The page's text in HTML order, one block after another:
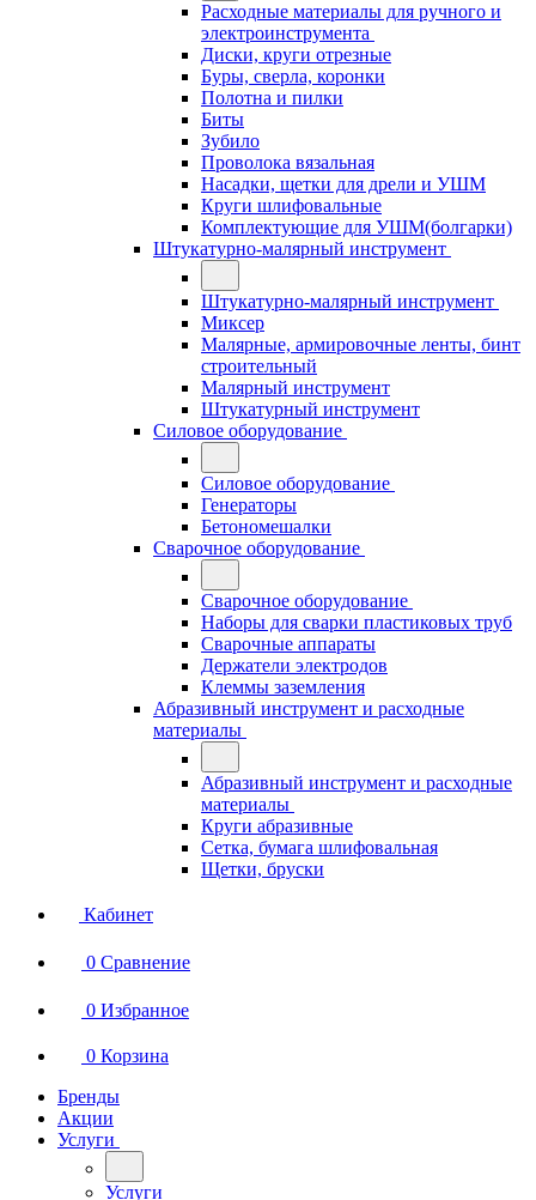
Расходные материалы для ручного и
электроинструмента
Диски, круги отрезные
Буры, сверла, коронки
Полотна и пилки
Биты
Зубило
Проволока вязальная
Насадки, щетки для дрели и УШМ
Круги шлифовальные
Комплектующие для УШМ(болгарки)
Штукатурно-малярный инструмент
Штукатурно-малярный инструмент
Миксер
Малярные, армировочные ленты, бинт
строительный
Малярный инструмент
Штукатурный инструмент
Силовое оборудование
Силовое оборудование
Генераторы
Бетономешалки
Сварочное оборудование
Сварочное оборудование
Наборы для сварки пластиковых труб
Сварочные аппараты
Держатели электродов
Клеммы заземления
Абразивный инструмент и расходные
материалы
Абразивный инструмент и расходные
материалы
Круги абразивные
Сетка, бумага шлифовальная
Щетки, бруски
Кабинет
0 Сравнение
0 Избранное
0 Корзина
Бренды
Акции
Услуги
Услуги